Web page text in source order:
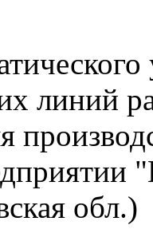
линий
обл.)